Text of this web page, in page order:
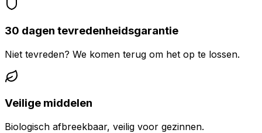
30 dagen tevredenheidsgarantie
Niet tevreden? We komen terug om het op te lossen.
Veilige middelen
Biologisch afbreekbaar, veilig voor gezinnen.